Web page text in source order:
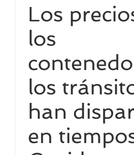
Los
los
los
han
en